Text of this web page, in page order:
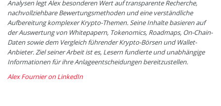
Analysen legt Alex besonderen Wert auf transparente Recherche,
nachvollziehbare Bewertungsmethoden und eine verständliche
Aufbereitung komplexer Krypto-Themen. Seine Inhalte basieren auf
der Auswertung von Whitepapern, Tokenomics, Roadmaps, On-Chain-
Daten sowie dem Vergleich führender Krypto-Börsen und Wallet-
Anbieter. Ziel seiner Arbeit ist es, Lesern fundierte und unabhängige
Informationen für ihre Anlageentscheidungen bereitzustellen.
Alex Fournier on LinkedIn